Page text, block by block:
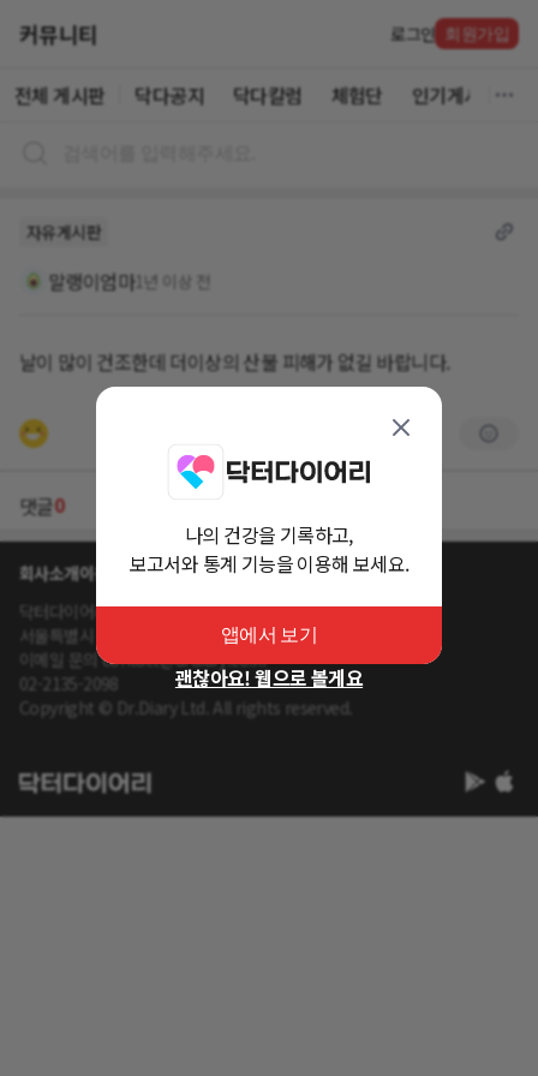
커뮤니티 로그인 회원가입
전체 게시판 닥다공지 닥다칼럼 체험단 인기게시글
자유게시판
말랭이엄마1년 이상 전
날이 많이 건조한데 더이상의 산불 피해가 없길 바랍니다.
댓글0
회사소개이용약관개인정보 처리방침
닥터다이어리 대표 : 송제윤
서울특별시 강남구 테헤란로 416 연봉빌딩 8층
이메일 문의 contact@drdiary.co.kr
02-2135-2098
Copyright © Dr.Diary Ltd. All rights reserved.
나의 건강을 기록하고,
보고서와 통계 기능을 이용해 보세요.
앱에서 보기
괜찮아요! 웹으로 볼게요